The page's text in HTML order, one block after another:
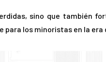
sino que también
los minoristas en la